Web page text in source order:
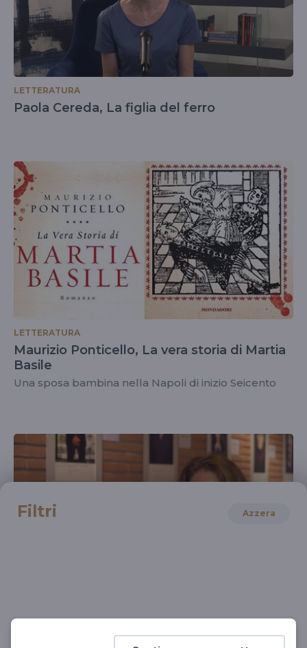
LETTERATURA
Paola Cereda, La figlia del ferro
LETTERATURA
Maurizio Ponticello, La vera storia di Martia
Basile
Una sposa bambina nella Napoli di inizio Seicento
Adélaïde Bon, La bambina sulla banchisa
La scrittura come autoterapia
Filtri Azzera